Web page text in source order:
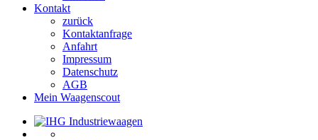
Kontakt
zurück
Kontaktanfrage
Anfahrt
Impressum
Datenschutz
AGB
Mein Waagenscout